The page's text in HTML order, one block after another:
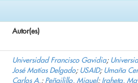
Autor(es)
Universidad Francisco Gavidia;
José Matías Delgado; USAID; Umaña
Carlos A.; Peñailillo, Miguel; Iraheta,